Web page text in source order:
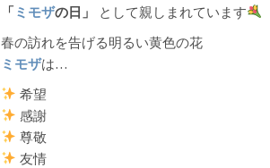
「ミモザの日」
として親しまれています
春の訪れを告げる明るい黄色の花
ミモザは…
希望
感謝
尊敬
友情